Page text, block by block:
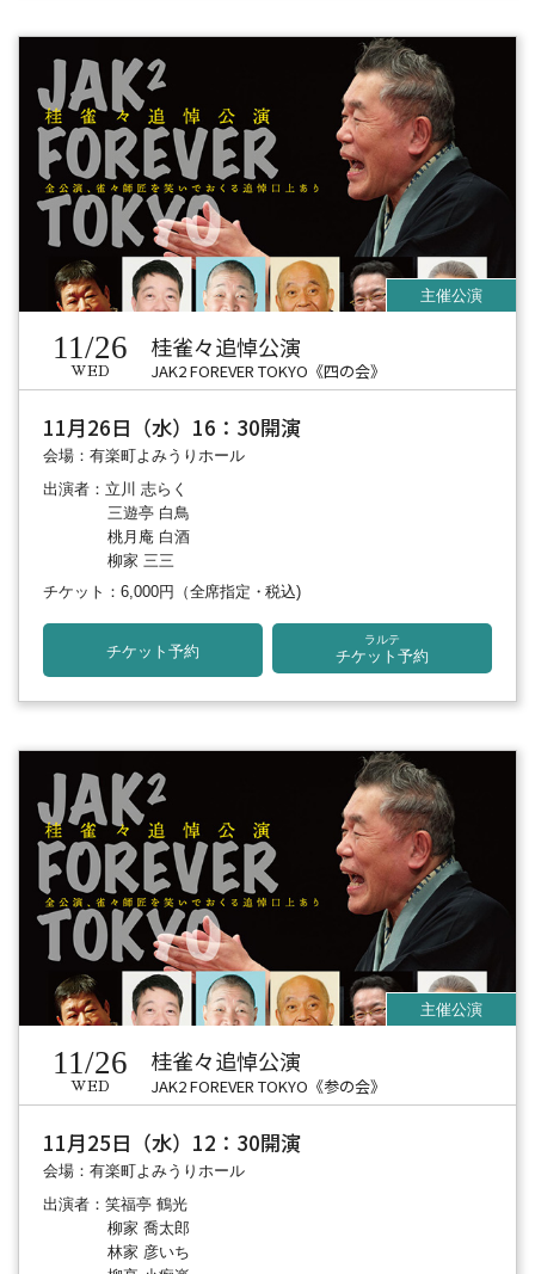
11/26
WED
桂雀々追悼公演
JAK2 FOREVER TOKYO《四の会》
11月26日（水）16：30開演
会場：有楽町よみうりホール
出演者：立川 志らく
三遊亭 白鳥
桃月庵 白酒
柳家 三三
チケット：6,000円
（全席指定・税込)
チケット予約
ラルテ
チケット予約
11/26
WED
桂雀々追悼公演
JAK2 FOREVER TOKYO《参の会》
11月25日（水）12：30開演
会場：有楽町よみうりホール
出演者：笑福亭 鶴光
柳家 喬太郎
林家 彦いち